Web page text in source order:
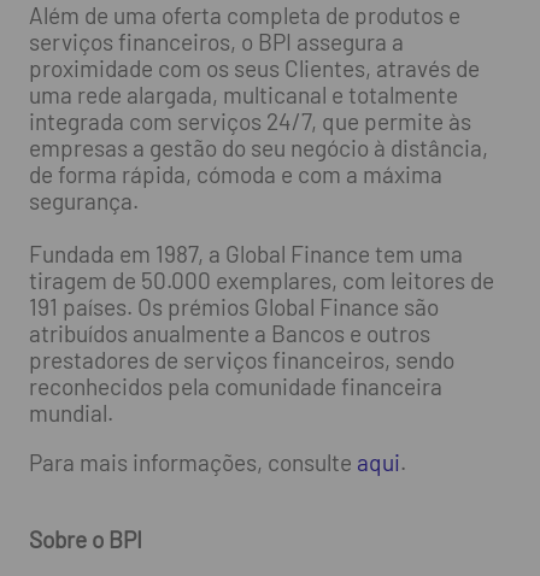
Além de uma oferta completa de produtos e
serviços financeiros, o BPI assegura a
proximidade com os seus Clientes, através de
uma rede alargada, multicanal e totalmente
integrada com serviços 24/7, que permite às
empresas a gestão do seu negócio à distância,
de forma rápida, cómoda e com a máxima
segurança.
Fundada em 1987, a Global Finance tem uma
tiragem de 50.000 exemplares, com leitores de
191 países. Os prémios Global Finance são
atribuídos anualmente a Bancos e outros
prestadores de serviços financeiros, sendo
reconhecidos pela comunidade financeira
mundial.
Para mais informações, consulte aqui.
Sobre o BPI